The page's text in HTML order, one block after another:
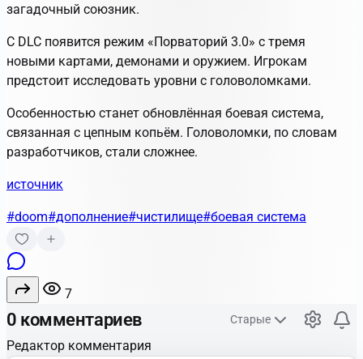
загадочный союзник.
С DLC появится режим «Порваторий 3.0» с тремя
новыми картами, демонами и оружием. Игрокам
предстоит исследовать уровни с головоломками.
Особенностью станет обновлённая боевая система,
связанная с цепным копьём. Головоломки, по словам
разработчиков, стали сложнее.
источник
#doom#дополнение#чистилище#боевая система
7
0 комментариев Старые
Редактор комментария